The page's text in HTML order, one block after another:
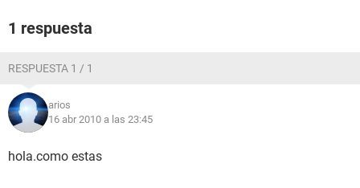
1 respuesta
RESPUESTA 1 / 1
arios
16 abr 2010 a las 23:45
hola.como estas